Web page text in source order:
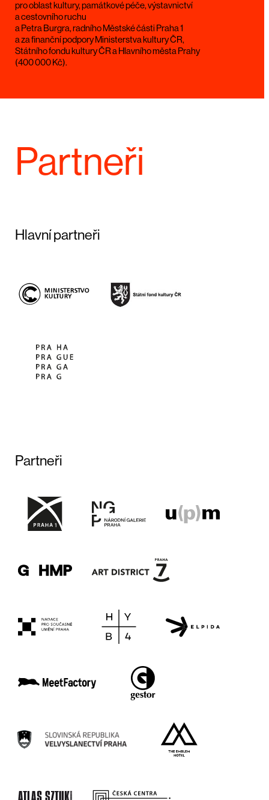
pro oblast kultury, památkové péče, výstavnictví
a cestovního ruchu
a Petra Burgra, radního Městské části Praha 1
a za finanční podpory Ministerstva kultury ČR,
Státního fondu kultury ČR a Hlavního města Prahy
(400 000 Kč).
Partneři
Hlavní partneři
Partneři